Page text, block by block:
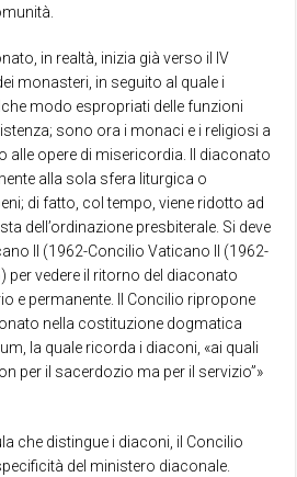
in realtà, inizia già verso il IV
monasteri, in seguito al quale i
modo espropriati delle funzioni
sono ora i monaci e i religiosi a
alle opere di misericordia. Il diaconato
alla sola sfera liturgica o
di fatto, col tempo, viene ridotto ad
dell’ordinazione presbiterale. Si deve
II (1962-Concilio Vaticano II (1962-
per vedere il ritorno del diaconato
e permanente. Il Concilio ripropone
nella costituzione dogmatica
la quale ricorda i diaconi, «ai quali
per il sacerdozio ma per il servizio”»
che distingue i diaconi, il Concilio
del ministero diaconale.